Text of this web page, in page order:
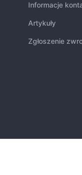
Informacje
Artykuły
Zgłoszenie